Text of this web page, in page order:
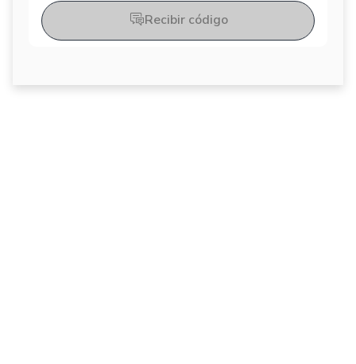
Recibir código